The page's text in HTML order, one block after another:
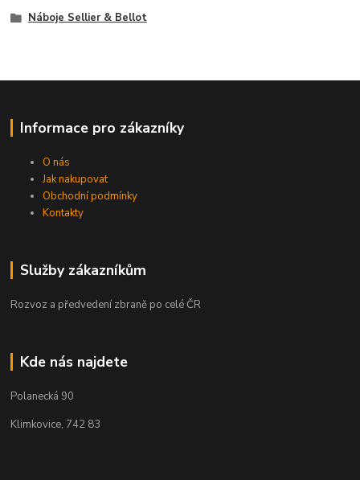
Náboje Sellier & Bellot
Informace pro zákazníky
O nás
Jak nakupovat
Obchodní podmínky
Kontakty
Služby zákazníkům
Rozvoz a předvedení zbraně po celé ČR
Kde nás najdete
Polanecká 90
Klimkovice, 742 83